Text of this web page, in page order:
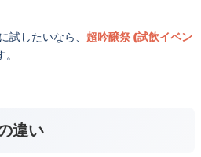
試したいなら、 超吟醸祭 (試飲イベン
違い